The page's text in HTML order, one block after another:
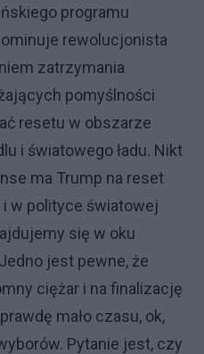
programu
rewolucjonista
zatrzymania
pomyślności
resetu w obszarze
i światowego ładu. Nikt
ma Trump na reset
i w polityce światowej
się w oku
jest pewne, że
ciężar i na finalizację
mało czasu, ok,
Pytanie jest, czy